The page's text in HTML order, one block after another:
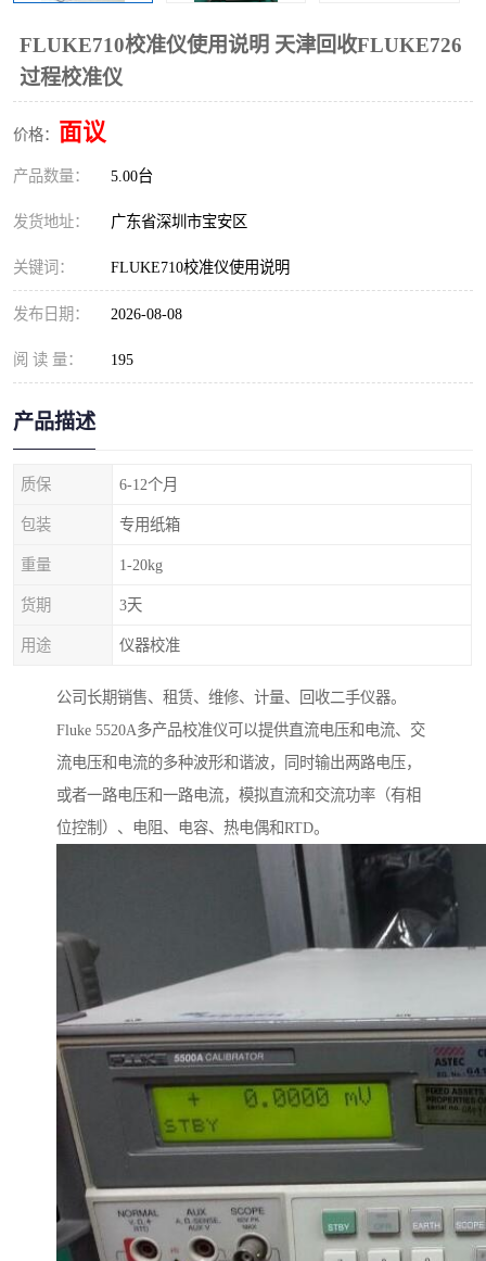
FLUKE710校准仪使用说明 天津回收FLUKE726
过程校准仪
价格： 面议
产品数量： 5.00台
发货地址： 广东省深圳市宝安区
关键词： FLUKE710校准仪使用说明
发布日期： 2026-08-08
阅 读 量： 195
产品描述
质保 6-12个月
包装 专用纸箱
重量 1-20kg
货期 3天
用途 仪器校准
公司长期销售、租赁、维修、计量、回收二手仪器。
Fluke 5520A多产品校准仪可以提供直流电压和电流、交
流电压和电流的多种波形和谐波，同时输出两路电压，
或者一路电压和一路电流，模拟直流和交流功率（有相
位控制）、电阻、电容、热电偶和RTD。